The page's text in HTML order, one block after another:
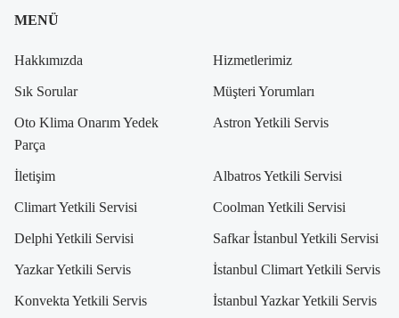
MENÜ
Hakkımızda Hizmetlerimiz
Sık Sorular Müşteri Yorumları
Oto Klima Onarım Yedek
Parça
Astron Yetkili Servis
İletişim Albatros Yetkili Servisi
Climart Yetkili Servisi Coolman Yetkili Servisi
Delphi Yetkili Servisi Safkar İstanbul Yetkili Servisi
Yazkar Yetkili Servis İstanbul Climart Yetkili Servis
Konvekta Yetkili Servis İstanbul Yazkar Yetkili Servis